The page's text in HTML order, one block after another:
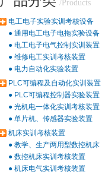
/Products
电工电子实验实训考核设备
● 通用电工电子电拖实验设备
● 电工电子电气控制实训装置
● 维修电工实训考核装置
● 电力自动化实验装置
PLC可编程及自动化实训装置
● PLC可编程控制器实验装置
● 光机电一体化实训考核装置
● 单片机、传感器实验装置
机床实训考核装置
● 教学、生产两用型数控机床
● 数控机床实训考核装置
● 机床电气实训考核装置